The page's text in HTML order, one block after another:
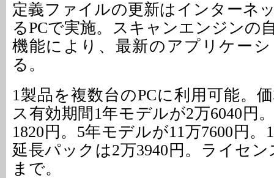
定義ファイルの更新はインターネ
るPCで実施。スキャンエンジンの
機能により、最新のアプリケー
る。
1製品を複数台のPCに利用可能。
ス有効期間1年モデルが2万6040円
1820円。5年モデルが11万7600円
延長パックは2万3940円。ライセ
まで。